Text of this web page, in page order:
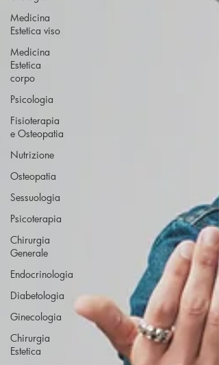
Medicina
Estetica viso
Medicina
Estetica
corpo
Psicologia
Fisioterapia
e Osteopatia
Nutrizione
Osteopatia
Sessuologia
Psicoterapia
Chirurgia
Generale
Endocrinologia
Diabetologia
Ginecologia
Chirurgia
Estetica